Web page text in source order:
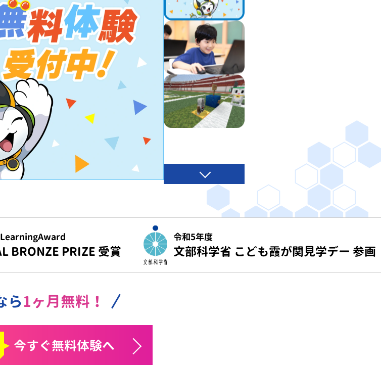
BRONZE PRIZE 受賞
令和5年度
文部科学省 こども霞が関見学デー 参画
ら1ヶ月無料！
今すぐ無料体験へ